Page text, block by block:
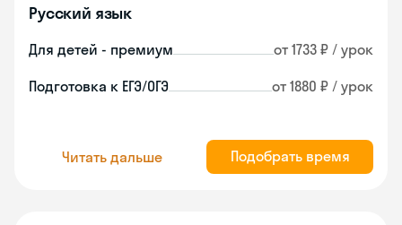
Русский язык
Для детей - премиум от 1733 ₽ / урок
Подготовка к ЕГЭ/ОГЭ от 1880 ₽ / урок
Читать дальше Подобрать время